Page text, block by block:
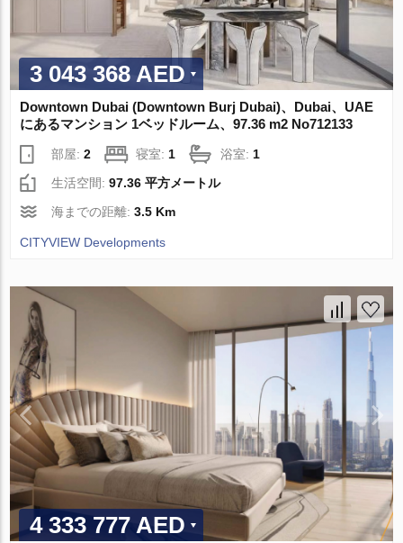
3 043 368 AED
Downtown Dubai (Downtown Burj Dubai)、Dubai、UAE
にあるマンション 1ベッドルーム、97.36 m2 No712133
部屋:2 寝室: 1 浴室: 1
生活空間:97.36 平方メートル
海までの距離:3.5 Km
CITYVIEW Developments
4 333 777 AED